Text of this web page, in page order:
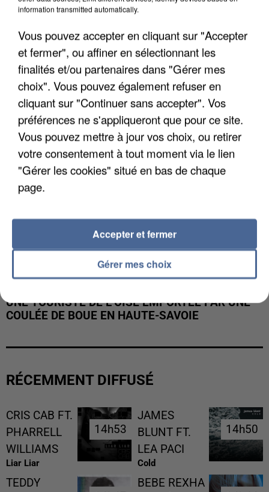
UN SECOND CADRE DE LA DZ MAFIA
INTERPELLÉ EN ALGÉRIE
UNE TOURISTE DE L’OISE EMPORTÉE PAR UNE
COULÉE DE BOUE EN HAUTE-SAVOIE
RÉCEMMENT DIFFUSÉ
CRIS CAB FT.
PHARRELL
WILLIAMS
Liar Liar
14h53
14h53
JAMES
BLUNT FT.
LEA PACI
Cold
14h50
14h50
TEDDY
BEBE REXHA
information transmitted automatically.
Vous pouvez accepter en cliquant sur "Accepter
et fermer", ou affiner en sélectionnant les
finalités et/ou partenaires dans "Gérer mes
choix". Vous pouvez également refuser en
cliquant sur "Continuer sans accepter". Vos
préférences ne s'appliqueront que pour ce site.
Vous pouvez mettre à jour vos choix, ou retirer
votre consentement à tout moment via le lien
"Gérer les cookies" situé en bas de chaque
page.
Gérer mes choix
Accepter et fermer